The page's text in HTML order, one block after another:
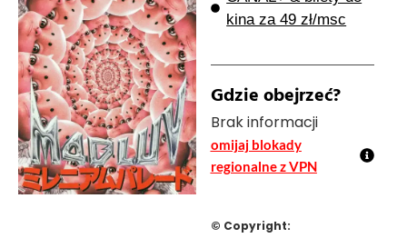
kina za 49 zł/msc
Gdzie obejrzeć?
Brak informacji
omijaj blokady
regionalne z VPN
© Copyright: